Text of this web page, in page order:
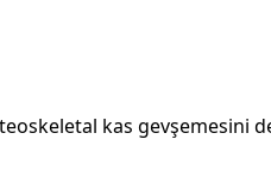
kas gevşemesini